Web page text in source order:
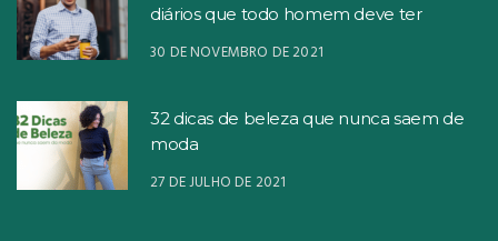
diários que todo homem deve ter
30 DE NOVEMBRO DE 2021
32 dicas de beleza que nunca saem de
moda
27 DE JULHO DE 2021